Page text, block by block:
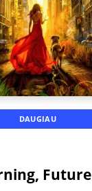
DAUGIAU
Future